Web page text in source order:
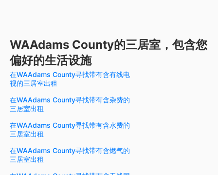
WAAdams County的三居室，包含您
偏好的生活设施
在WAAdams County寻找带有含有线电
视的三居室出租
在WAAdams County寻找带有含杂费的
三居室出租
在WAAdams County寻找带有含水费的
三居室出租
在WAAdams County寻找带有含燃气的
三居室出租